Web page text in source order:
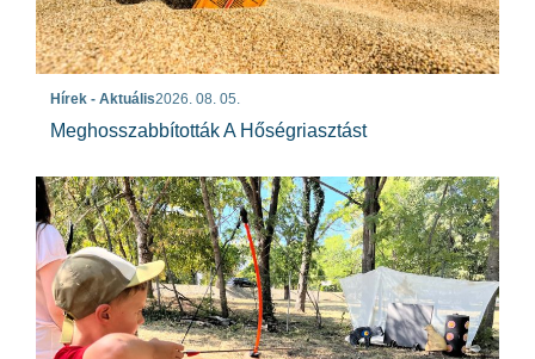
Hírek - Aktuális2026. 08. 05.
Meghosszabbították A Hőségriasztást